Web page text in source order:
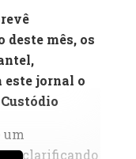
deste mês, os
este jornal o
um
clarificando